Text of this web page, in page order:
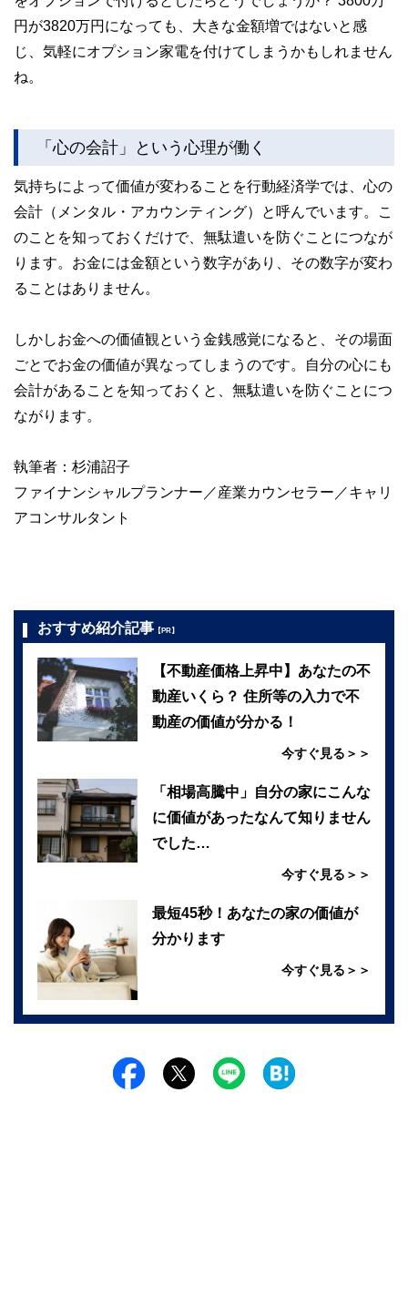
円が3820万円になっても、大きな金額増ではないと感
じ、気軽にオプション家電を付けてしまうかもしれません
ね。
「心の会計」という心理が働く
気持ちによって価値が変わることを行動経済学では、心の
会計（メンタル・アカウンティング）と呼んでいます。こ
のことを知っておくだけで、無駄遣いを防ぐことにつなが
ります。お金には金額という数字があり、その数字が変わ
ることはありません。
しかしお金への価値観という金銭感覚になると、その場面
ごとでお金の価値が異なってしまうのです。自分の心にも
会計があることを知っておくと、無駄遣いを防ぐことにつ
ながります。
執筆者：杉浦詔子
ファイナンシャルプランナー／産業カウンセラー／キャリ
アコンサルタント
おすすめ紹介記事 【PR】
【不動産価格上昇中】あなたの不
動産いくら？ 住所等の入力で不
動産の価値が分かる！
今すぐ見る＞＞
「相場高騰中」自分の家にこんな
に価値があったなんて知りません
でした…
今すぐ見る＞＞
最短45秒！あなたの家の価値が
分かります
今すぐ見る＞＞